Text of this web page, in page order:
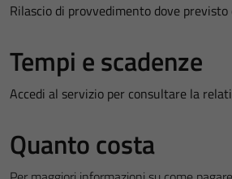
Rilascio di provvedimento dove previsto
Tempi e scadenze
Accedi al servizio per consultare la
Quanto costa